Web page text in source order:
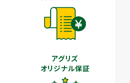
アグリズ
オリジナル保証